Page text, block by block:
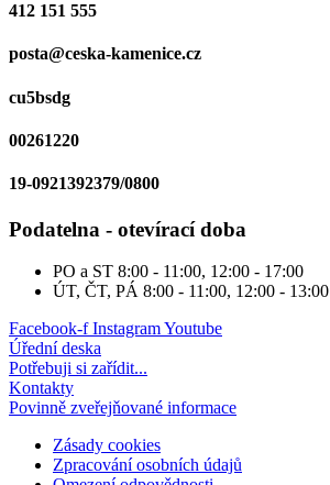
412 151 555
posta@ceska-kamenice.cz
cu5bsdg
00261220
19-0921392379/0800
Podatelna - otevírací doba
PO a ST 8:00 - 11:00, 12:00 - 17:00
ÚT, ČT, PÁ 8:00 - 11:00, 12:00 - 13:00
Facebook-f InstagramYoutube
Úřední deska
Potřebuji si zařídit...
Kontakty
Povinně zveřejňované informace
Zásady cookies
Zpracování osobních údajů